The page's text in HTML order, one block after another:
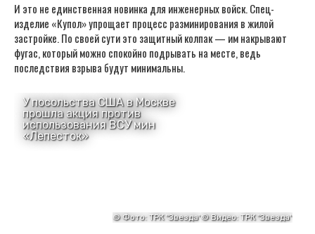
И это не единственная новинка для инженерных войск. Спец-
изделие «Купол» упрощает процесс разминирования в жилой
застройке. По своей сути это защитный колпак — им накрывают
фугас, который можно спокойно подрывать на месте, ведь
последствия взрыва будут минимальны.